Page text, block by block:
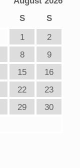
S
S
1
2
8
9
15
16
22
23
29
30